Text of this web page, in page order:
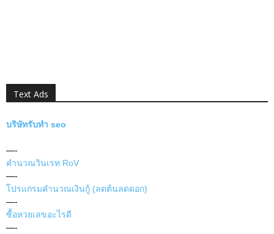
Text Ads
บริษัทรับทำ seo
—-
คำนวณวินเรท RoV
—-
โปรแกรมคำนวณเงินกู้ (ลดต้นลดดอก)
—-
ซื้อหวยเลขอะไรดี
—-